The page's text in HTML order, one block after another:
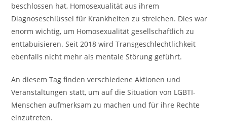
beschlossen hat, Homosexualität aus ihrem
Diagnoseschlüssel für Krankheiten zu streichen. Dies war
enorm wichtig, um Homosexualität gesellschaftlich zu
enttabuisieren. Seit 2018 wird Transgeschlechtlichkeit
ebenfalls nicht mehr als mentale Störung geführt.
An diesem Tag finden verschiedene Aktionen und
Veranstaltungen statt, um auf die Situation von LGBTI-
Menschen aufmerksam zu machen und für ihre Rechte
einzutreten.